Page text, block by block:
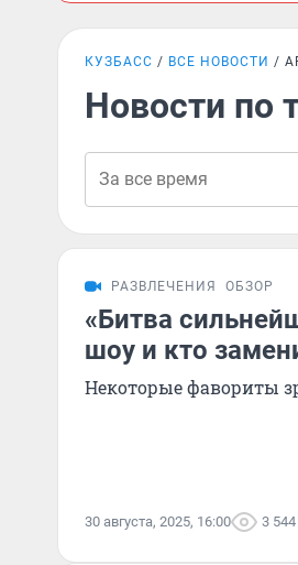
КУЗБАСС ВСЕ НОВОСТИ
Новости по
РАЗВЛЕЧЕНИЯ ОБЗОР
«Битва
шоу и кто
Некоторые фавориты
30 августа, 2025, 16:00 3 544